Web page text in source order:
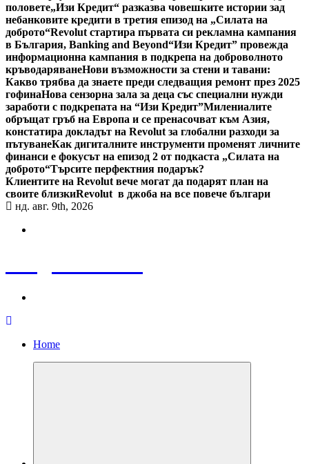
половете„Изи Кредит“ разказва човешките истории зад
небанковите кредити в третия епизод на „Силата на
доброто“Revolut стартира първата си рекламна кампания
в България, Banking and Beyond“Изи Кредит” провежда
информационна кампания в подкрепа на доброволното
кръводаряванеНови възможности за стени и тавани:
Какво трябва да знаете преди следващия ремонт през 2025
гофинаНова сензорна зала за деца със специални нужди
заработи с подкрепата на “Изи Кредит”Милениалите
обръщат гръб на Европа и се пренасочват към Азия,
констатира докладът на Revolut за глобални разходи за
пътуванеКак дигиталните инструменти променят личните
финанси е фокусът на епизод 2 от подкаста „Силата на
доброто“Търсите перфектния подарък?
Клиентите на Revolut вече могат да подарят план на
своите близкиRevolut в джоба на все повече българи
нд. авг. 9th, 2026
Home